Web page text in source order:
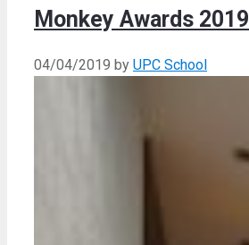
Monkey Awards 2019
04/04/2019 by UPC School